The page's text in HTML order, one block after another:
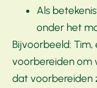
Als
onder het
Bijvoorbeeld:
voorbereiden om
dat voorbereiden